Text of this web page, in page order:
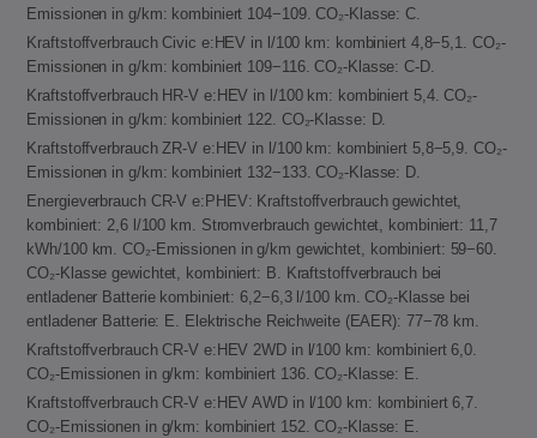
Emissionen in g/km: kombiniert 104−109. CO₂-Klasse: C.
Kraftstoffverbrauch Civic e:HEV in l/100 km: kombiniert 4,8−5,1. CO₂-
Emissionen in g/km: kombiniert 109−116. CO₂-Klasse: C-D.
Kraftstoffverbrauch HR-V e:HEV in l/100 km: kombiniert 5,4. CO₂-
Emissionen in g/km: kombiniert 122. CO₂-Klasse: D.
Kraftstoffverbrauch ZR-V e:HEV in l/100 km: kombiniert 5,8−5,9. CO₂-
Emissionen in g/km: kombiniert 132−133. CO₂-Klasse: D.
Energieverbrauch CR-V e:PHEV: Kraftstoffverbrauch gewichtet,
kombiniert: 2,6 l/100 km. Stromverbrauch gewichtet, kombiniert: 11,7
kWh/100 km. CO₂-Emissionen in g/km gewichtet, kombiniert: 59−60.
CO₂-Klasse gewichtet, kombiniert: B. Kraftstoffverbrauch bei
entladener Batterie kombiniert: 6,2−6,3 l/100 km. CO₂-Klasse bei
entladener Batterie: E. Elektrische Reichweite (EAER): 77−78 km.
Kraftstoffverbrauch CR-V e:HEV 2WD in l/100 km: kombiniert 6,0.
CO₂-Emissionen in g/km: kombiniert 136. CO₂-Klasse: E.
Kraftstoffverbrauch CR-V e:HEV AWD in l/100 km: kombiniert 6,7.
CO₂-Emissionen in g/km: kombiniert 152. CO₂-Klasse: E.